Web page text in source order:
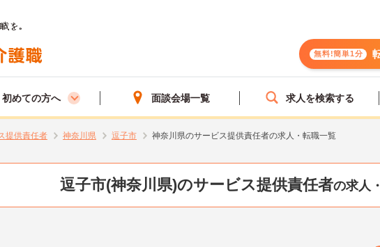
無料!簡単1分
初めての方へ 面談会場一覧 求人を検索する
提供責任者 神奈川県 逗子市 神奈川県のサービス提供責任者の求人・転職一覧
逗子市(神奈川県)のサービス提供責任者の求人